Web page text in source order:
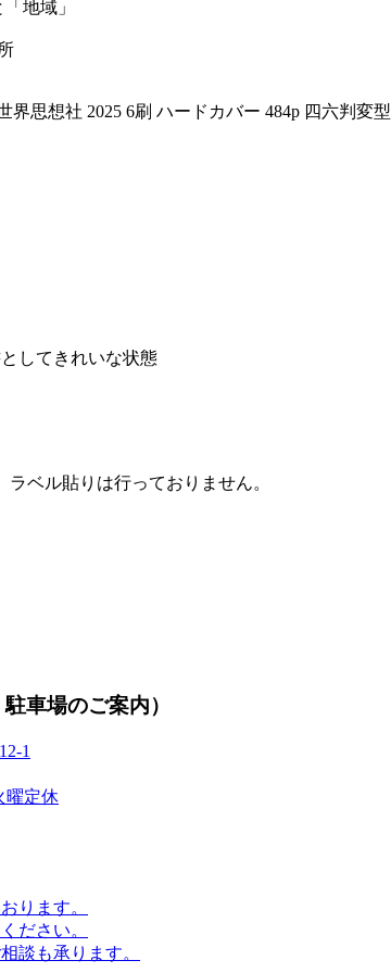
地域」
界思想社 2025 6刷 ハードカバー 484p 四六判変型
してきれいな状態
ベル貼りは行っておりません。
駐車場のご案内）
1
曜定休
ります。
ださい。
談も承ります。